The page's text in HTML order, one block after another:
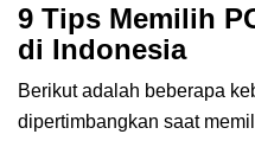
9 Tips Memilih
di Indonesia
Berikut adalah beberapa
dipertimbangkan saat